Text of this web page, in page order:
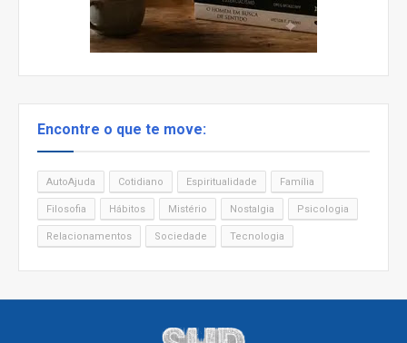
Encontre o que te move:
AutoAjuda Cotidiano Espiritualidade Família
Filosofia Hábitos Mistério Nostalgia Psicologia
Relacionamentos Sociedade Tecnologia